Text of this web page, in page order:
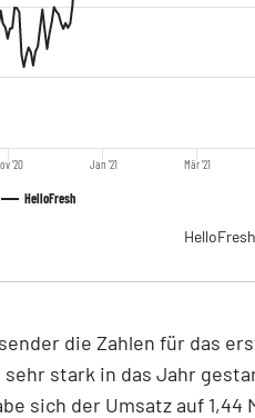
HelloFresh
'20 Jan '21 Mär '21
HelloFresh
die Zahlen für das
stark in das Jahr
sich der Umsatz auf 1,44